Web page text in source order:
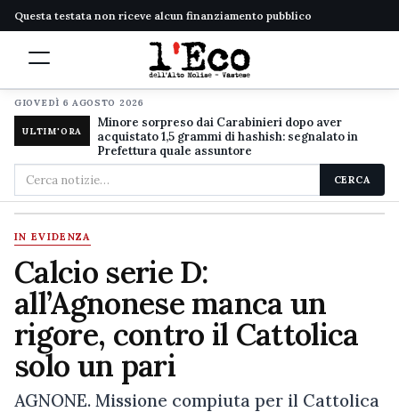
Questa testata non riceve alcun finanziamento pubblico
GIOVEDÌ 6 AGOSTO 2026
ULTIM'ORA
Minore sorpreso dai Carabinieri dopo aver
acquistato 1,5 grammi di hashish: segnalato in
Prefettura quale assuntore
Cerca
nel
sito
CERCA
IN EVIDENZA
Calcio serie D:
all’Agnonese manca un
rigore, contro il Cattolica
solo un pari
AGNONE. Missione compiuta per il Cattolica